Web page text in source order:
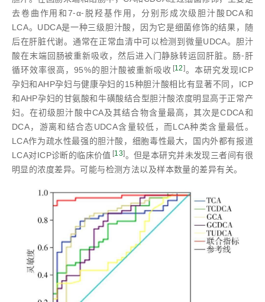
去卷曲作用和7⁃α⁃脱羟基作用，分别形成次级胆汁酸DCA和
LCA。UDCA是一种三级胆汁酸，因为它是细菌修饰的结果，随
后在肝脏代谢。通常在正常血清中可以检测到微量UDCA。胆汁
酸在末端回肠被重新吸收，然后进入门静脉转运回肝脏。肠⁃肝
循环效率很高，95%的胆汁酸被重新吸收 [12]。本研究发现ICP
孕妇和AHP孕妇与健康孕妇的15种胆汁酸相比有显著不同，ICP
和AHP孕妇的甘氨酸和牛磺酸结合型胆汁酸浓度明显高于正常产
妇。在初级胆汁酸中CA及其结合物含量最高，其次是CDCA和
DCA，游离和结合态UDCA含量较低，而LCA种类含量最低。
LCA作为疏水性最强的胆汁酸，细胞毒性最大，国内外都有报道
LCA对ICP诊断的临床价值 [13]。但是本研究并未发现三者间有很
明显的浓度差异。可能与检测方法以及样本数量的差异有关。